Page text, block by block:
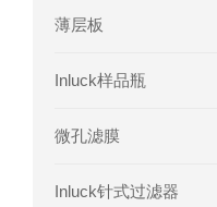
薄层板
Inluck样品瓶
微孔滤膜
Inluck针式过滤器